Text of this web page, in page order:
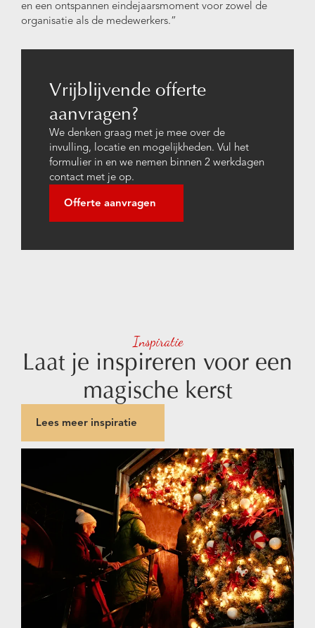
en een ontspannen eindejaarsmoment voor zowel de
organisatie als de medewerkers.”
Vrijblijvende offerte
aanvragen?
We denken graag met je mee over de
invulling, locatie en mogelijkheden. Vul het
formulier in en we nemen binnen 2 werkdagen
contact met je op.
Offerte aanvragen
Inspiratie
Laat je inspireren voor een
magische kerst
Lees meer inspiratie